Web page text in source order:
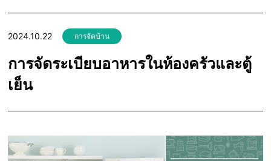
2024.10.22 การจัดบ้าน
การจัดระเบียบอาหารในห้องครัวและตู้
เย็น